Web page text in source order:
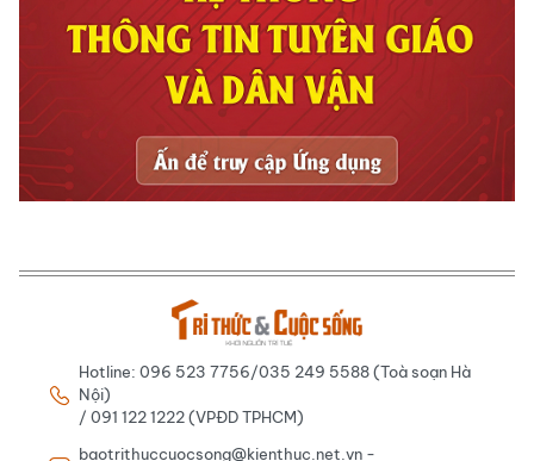
Hotline: 096 523 7756/035 249 5588 (Toà soạn Hà
Nội)
/ 091 122 1222 (VPĐD TPHCM)
baotrithuccuocsong@kienthuc.net.vn -